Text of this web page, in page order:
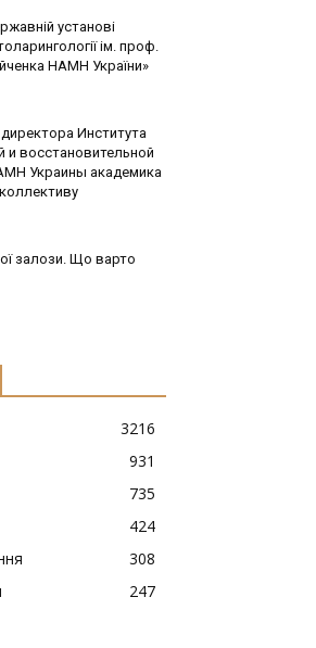
установі
ім. проф.
НАМН України»
Института
и восстановительной
Украины академика
залози. Що варто
3216
931
735
424
308
247